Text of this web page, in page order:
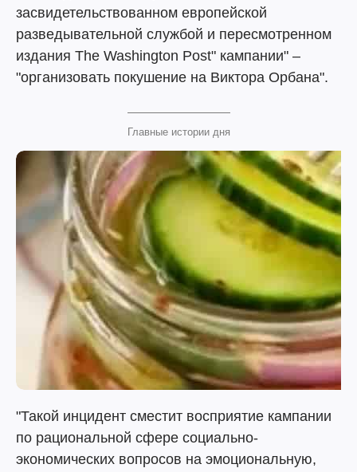
засвидетельствованном европейской
разведывательной службой и пересмотренном
издания The Washington Post" кампании" –
"организовать покушение на Виктора Орбана".
Главные истории дня
"Такой инцидент сместит восприятие кампании
по рациональной сфере социально-
экономических вопросов на эмоциональную,